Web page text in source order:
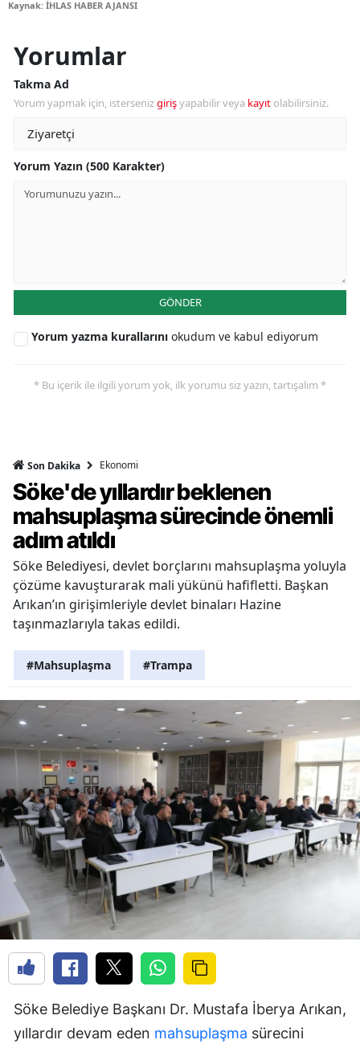
Kaynak: İHLAS HABER AJANSI
Yorumlar
Takma Ad
Yorum yapmak için, istersenizgirişyapabilir veya kayıt olabilirsiniz.
Yorum Yazın (500 Karakter)
GÖNDER
Yorum yazma kurallarını okudum ve kabul ediyorum
* Bu içerik ile ilgili yorum yok, ilk yorumu siz yazın, tartışalım *
Son Dakika Ekonomi
Söke'de yıllardır beklenen
mahsuplaşma sürecinde önemli
adım atıldı
Söke Belediyesi, devlet borçlarını mahsuplaşma yoluyla
çözüme kavuşturarak mali yükünü hafifletti. Başkan
Arıkan’ın girişimleriyle devlet binaları Hazine
taşınmazlarıyla takas edildi.
#Mahsuplaşma #Trampa
Söke Belediye Başkanı Dr. Mustafa İberya Arıkan,
yıllardır devam eden mahsuplaşma sürecini